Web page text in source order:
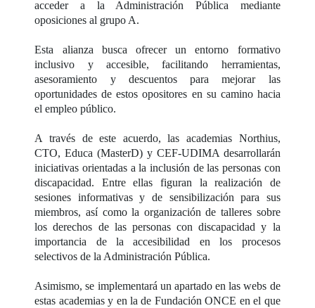
acceder a la Administración Pública mediante
oposiciones al grupo A.
Esta alianza busca ofrecer un entorno formativo
inclusivo y accesible, facilitando herramientas,
asesoramiento y descuentos para mejorar las
oportunidades de estos opositores en su camino hacia
el empleo público.
A través de este acuerdo, las academias Northius,
CTO, Educa (MasterD) y CEF-UDIMA desarrollarán
iniciativas orientadas a la inclusión de las personas con
discapacidad. Entre ellas figuran la realización de
sesiones informativas y de sensibilización para sus
miembros, así como la organización de talleres sobre
los derechos de las personas con discapacidad y la
importancia de la accesibilidad en los procesos
selectivos de la Administración Pública.
Asimismo, se implementará un apartado en las webs de
estas academias y en la de Fundación ONCE en el que